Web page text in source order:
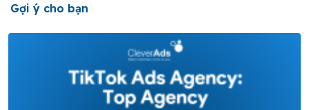
Gợi ý cho bạn